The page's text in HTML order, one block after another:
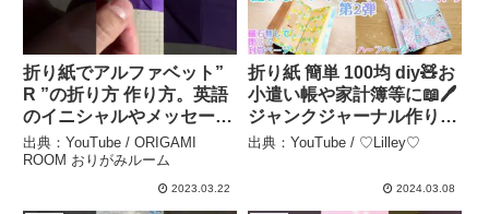
折り紙でアルファベット”
R ”の折り方 作り方。英語
のイニシャルやメッセージ
などにおすすめ! 簡単 おり
がみ #shorts – ORIGAMI
ROOM おりがみルーム
出典：YouTube / ORIGAMI
ROOM おりがみルーム
2023.03.22
折り紙 簡単 100均 diy🧸お
小遣い帳や家計簿等に📖🖊️
ジャンクジャーナル作り✨
📖diy origami how to
出典：YouTube / ♡Lilley♡
2024.03.08